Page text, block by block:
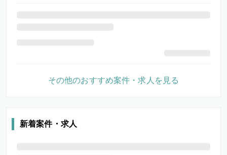
その他のおすすめ案件・求人を見る
新着案件・求人